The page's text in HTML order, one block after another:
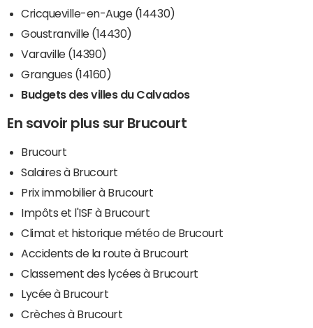
Cricqueville-en-Auge (14430)
Goustranville (14430)
Varaville (14390)
Grangues (14160)
Budgets des villes du Calvados
En savoir plus sur Brucourt
Brucourt
Salaires à Brucourt
Prix immobilier à Brucourt
Impôts et l'ISF à Brucourt
Climat et historique météo de Brucourt
Accidents de la route à Brucourt
Classement des lycées à Brucourt
Lycée à Brucourt
Crèches à Brucourt